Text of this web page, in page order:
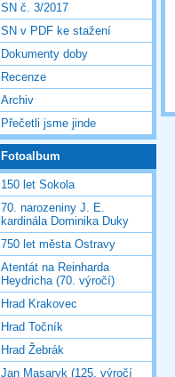
SN č. 3/2017
SN v PDF ke stažení
Dokumenty doby
Recenze
Archiv
Přečetli jsme jinde
Fotoalbum
150 let Sokola
70. narozeniny J. E.
kardinála Dominika Duky
750 let města Ostravy
Atentát na Reinharda
Heydricha (70. výročí)
Hrad Krakovec
Hrad Točník
Hrad Žebrák
Jan Masaryk (125. výročí